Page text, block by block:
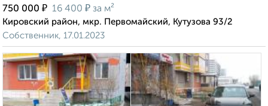
750 000 ₽ 16 400 ₽ за м²
Кировский район, мкр. Первомайский, Кутузова 93/2
Собственник, 17.01.2023